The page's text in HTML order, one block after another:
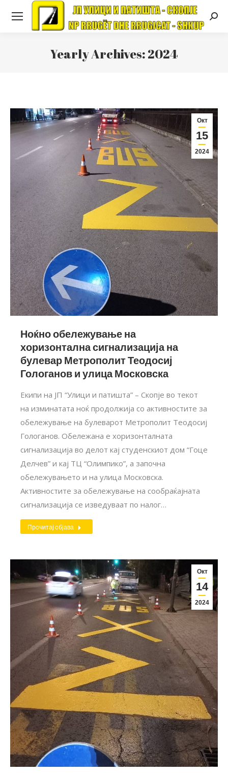
Yearly Archives:2024
Окт
15
2024
Ноќно обележување на
хоризонтална сигнализација на
булевар Метрополит Теодосиј
Гологанов и улица Московска
Екипи на ЈП “Улици и патишта” – Скопје во текот
на изминатата ноќ продолжија со активностите за
обележување на булеварот Метрополит Теодосиј
Гологанов. Обележана е хоризонталната
сигнализација во делот кај студенскиот дом “Гоце
Делчев” и кај ТЦ “Олимпико”, а започна
обележувањето и на улица Московска.
Активностите за обележување на сообраќајната
сигнализација се изведуваат по налог…
Прочитај објава
Окт
14
2024